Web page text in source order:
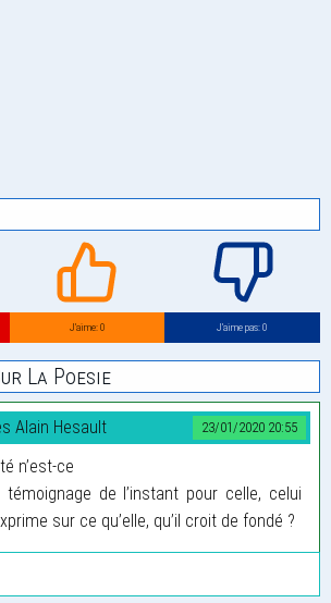
J’aime: 0 J’aime pas: 0
La Poesie
23/01/2020 20:55
Alain Hesault
n’est-ce
témoignage de l’instant pour celle, celui
sur ce qu’elle, qu’il croit de fondé ?